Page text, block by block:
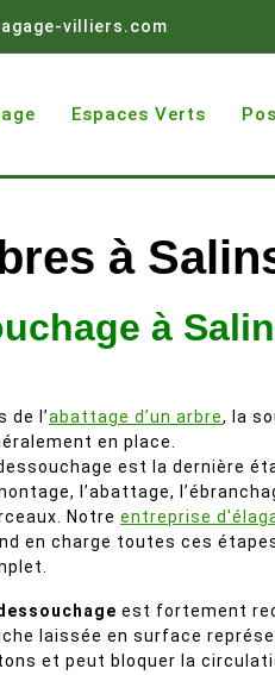
villiers.com
Espaces Verts
à
à
de l’abattage d’un arbre, la
en place.
est la dernière
l’abattage,
Notre entreprise
en charge toutes ces
est fortement
laissée en surface
et peut bloquer la